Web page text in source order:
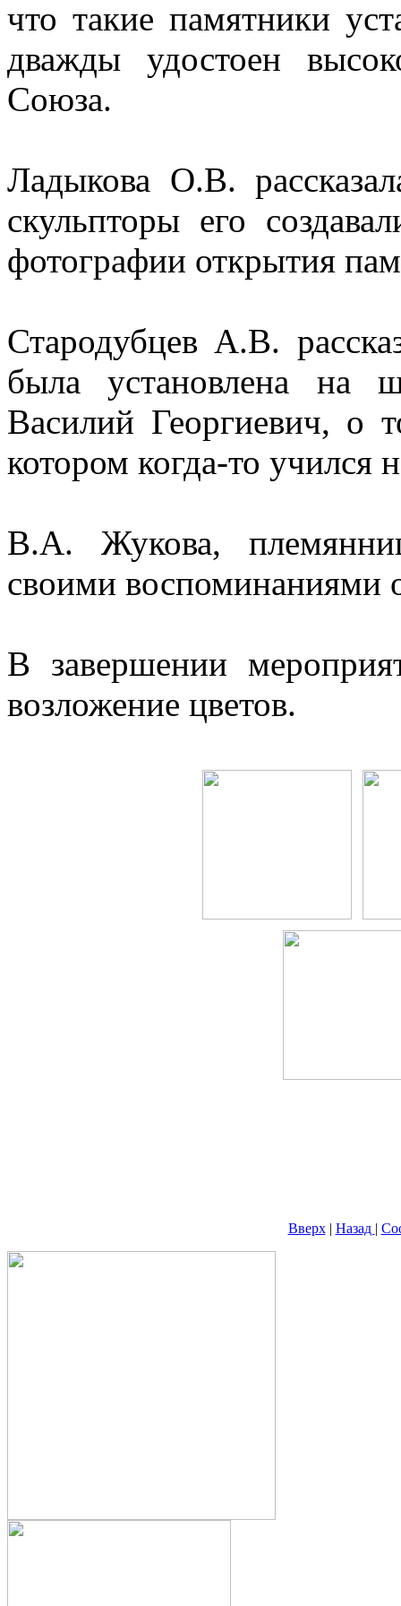
что такие памятники
дважды удостоен
Союза.
Ладыкова О.В.
скульпторы его
фотографии открытия
Стародубцев А.В.
была установлена на
Василий Георгиевич, о
котором когда-то учился
В.А. Жукова,
своими воспоминаниями
В завершении
возложение цветов.
Вверх| Назад |